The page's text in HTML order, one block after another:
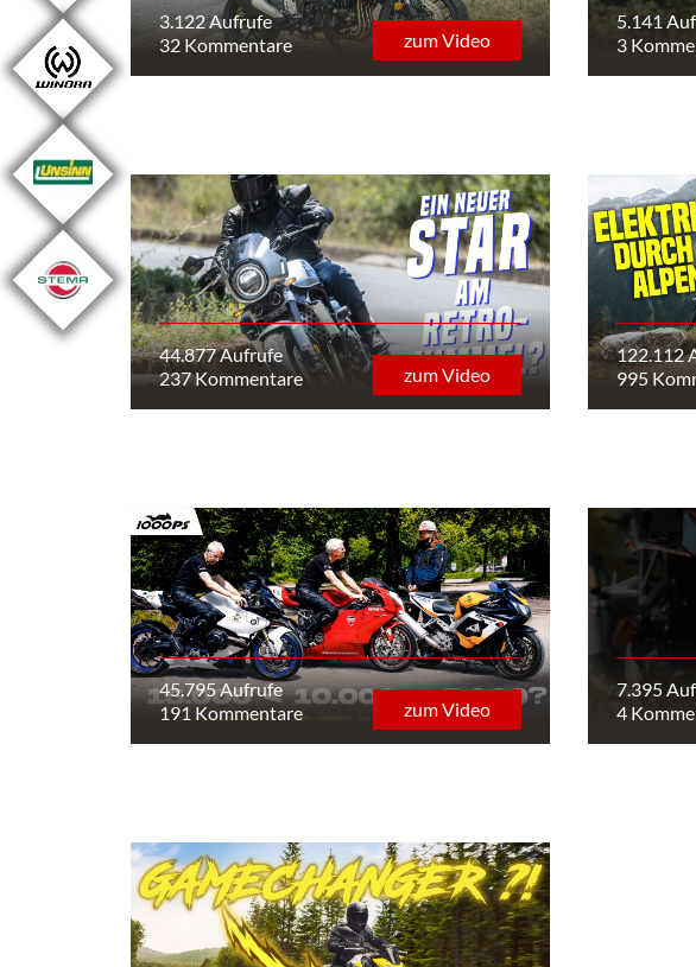
3.122 Aufrufe
32 Kommentare
zum Video
5.141
3
44.877 Aufrufe
237 Kommentare
zum Video
122.112
995
45.795 Aufrufe
191 Kommentare
zum Video
7.395
4